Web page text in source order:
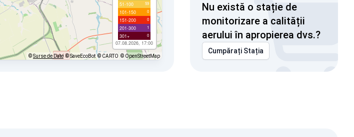
51-100 59
101-150 0
151-200 0
201-300 1
301+ 0
07.08.2026, 17:00
©Surse de Date © SaveEcoBot © CARTO © OpenStreetMap
Nu există o stație de
monitorizare a calității
aerului în apropierea dvs.?
Cumpărați Stația